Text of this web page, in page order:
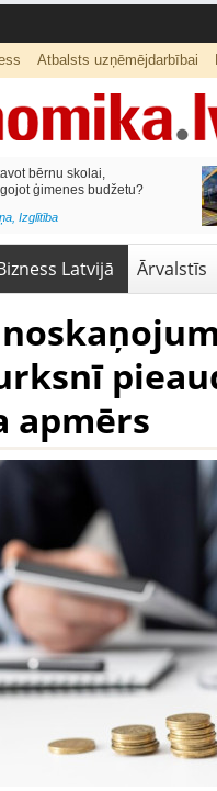
Atbalsts uzņēmējdarbībai
bērnu skolai,
ģimenes budžetu?
, Izglītība
Latvijā Ārvalstīs
apmērs